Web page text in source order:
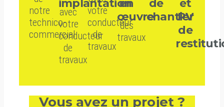
notre
technico-
commercial
implantation
avec
votre
conducteur
de
travaux
votre
conducteur
de
travaux
en
œuvre
des
travaux
de
chantier
et
PV
de
Vous avez un projet ?